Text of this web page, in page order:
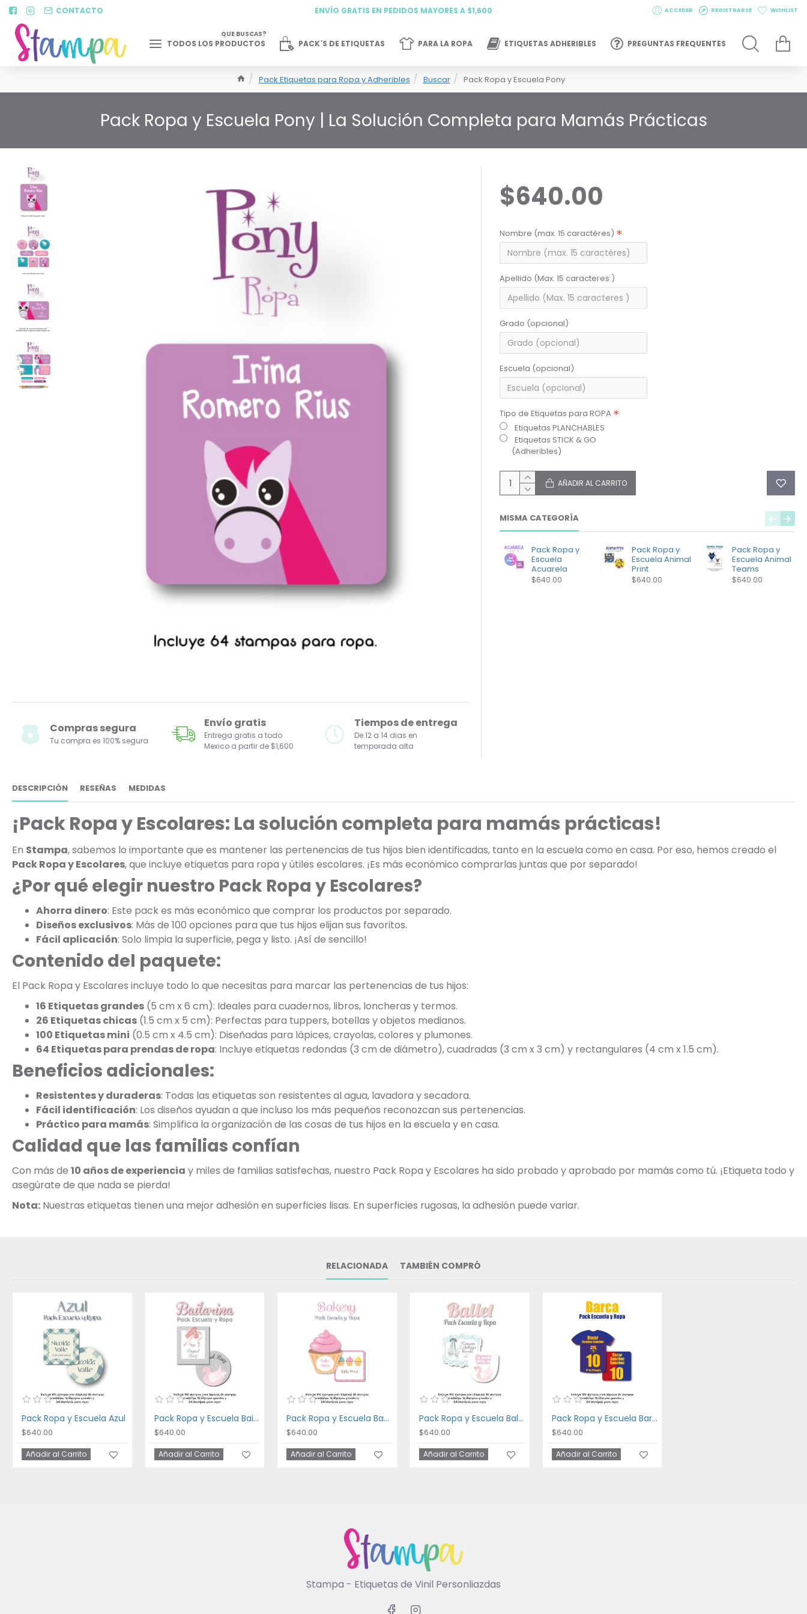
CONTACTO ENVÍO GRATIS EN PEDIDOS MAYORES A $1,600 ACCEDER REGISTRARSE WISHLIST
TODOS LOS PRODUCTOS
QUE BUSCAS?
PACK´S DE ETIQUETAS PARA LA ROPA ETIQUETAS ADHERIBLES PREGUNTAS FREQUENTES
Pack Etiquetas para Ropa y Adheribles Buscar Pack Ropa y Escuela Pony
Pack Ropa y Escuela Pony | La Solución Completa para Mamás Prácticas
Compras segura
Tu compra es 100% segura
Envío gratis
Entrega gratis a todo
Mexico a partir de $1,600
Tiempos de entrega
De 12 a 14 dias en
temporada alta
$640.00
Nombre (max. 15 caractères)
Apellido (Max. 15 caracteres )
Grado (opcional)
Escuela (opcional)
Tipo de Etiquetas para ROPA
Etiquetas PLANCHABLES
Etiquetas STICK & GO
(Adheribles)
AÑADIR AL CARRITO
MISMA CATEGORÍA
Pack Ropa y
Escuela
Acuarela
$640.00
Pack Ropa y
Escuela Animal
Print
$640.00
Pack Ropa y
Escuela Animal
Teams
$640.00
DESCRIPCIÓN RESEÑAS MEDIDAS
¡Pack Ropa y Escolares: La solución completa para mamás prácticas!
En Stampa, sabemos lo importante que es mantener las pertenencias de tus hijos bien identificadas, tanto en la escuela como en casa. Por eso, hemos creado el
Pack Ropa y Escolares, que incluye etiquetas para ropa y útiles escolares. ¡Es más económico comprarlas juntas que por separado!
¿Por qué elegir nuestro Pack Ropa y Escolares?
Ahorra dinero: Este pack es más económico que comprar los productos por separado.
Diseños exclusivos: Más de 100 opciones para que tus hijos elijan sus favoritos.
Fácil aplicación: Solo limpia la superficie, pega y listo. ¡Así de sencillo!
Contenido del paquete:
El Pack Ropa y Escolares incluye todo lo que necesitas para marcar las pertenencias de tus hijos:
16 Etiquetas grandes (5 cm x 6 cm): Ideales para cuadernos, libros, loncheras y termos.
26 Etiquetas chicas (1.5 cm x 5 cm): Perfectas para tuppers, botellas y objetos medianos.
100 Etiquetas mini (0.5 cm x 4.5 cm): Diseñadas para lápices, crayolas, colores y plumones.
64 Etiquetas para prendas de ropa: Incluye etiquetas redondas (3 cm de diámetro), cuadradas (3 cm x 3 cm) y rectangulares (4 cm x 1.5 cm).
Beneficios adicionales:
Resistentes y duraderas: Todas las etiquetas son resistentes al agua, lavadora y secadora.
Fácil identificación: Los diseños ayudan a que incluso los más pequeños reconozcan sus pertenencias.
Práctico para mamás: Simplifica la organización de las cosas de tus hijos en la escuela y en casa.
Calidad que las familias confían
Con más de 10 años de experiencia y miles de familias satisfechas, nuestro Pack Ropa y Escolares ha sido probado y aprobado por mamás como tú. ¡Etiqueta todo y
asegúrate de que nada se pierda!
Nota: Nuestras etiquetas tienen una mejor adhesión en superficies lisas. En superficies rugosas, la adhesión puede variar.
RELACIONADA TAMBIÉN COMPRÓ
Pack Ropa y Escuela Azul
$640.00
Añadir al Carrito
Pack Ropa y Escuela Bailarina
$640.00
Añadir al Carrito
Pack Ropa y Escuela Bakery
$640.00
Añadir al Carrito
Pack Ropa y Escuela Ballet
$640.00
Añadir al Carrito
Pack Ropa y Escuela Barca
$640.00
Añadir al Carrito
Stampa - Etiquetas de Vinil Personliazdas